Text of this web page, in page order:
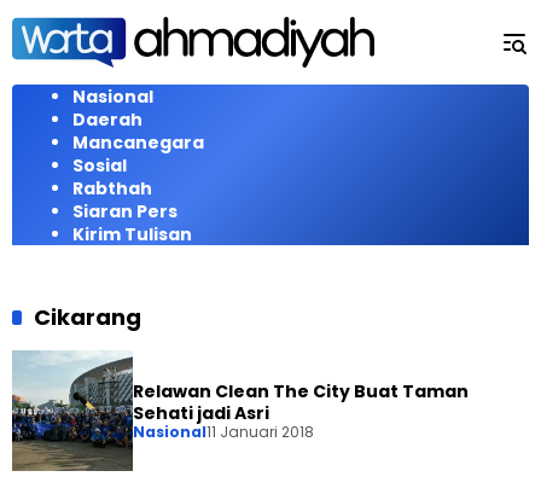
Langsung
konten
Nasional
Daerah
Mancanegara
Sosial
Rabthah
Siaran Pers
Kirim Tulisan
Cikarang
Relawan Clean The City Buat Taman
Sehati jadi Asri
Nasional11 Januari 2018